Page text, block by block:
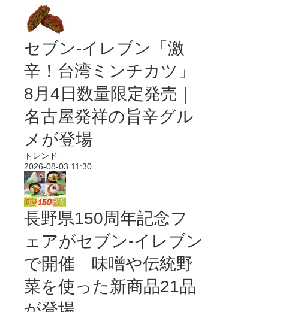
セブン-イレブン「激
辛！台湾ミンチカツ」
8月4日数量限定発売｜
名古屋発祥の旨辛グル
メが登場
トレンド
2026-08-03 11:30
長野県150周年記念フ
ェアがセブン-イレブン
で開催 味噌や伝統野
菜を使った新商品21品